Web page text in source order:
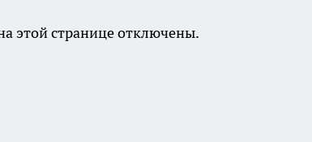
этой странице отключены.